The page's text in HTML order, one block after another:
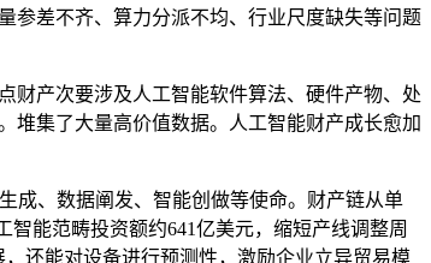
参差不齐、算力分派不均、行业尺度缺失等问题
产次要涉及人工智能软件算法、硬件产物、处
堆集了大量高价值数据。人工智能财产成长愈加
、数据阐发、智能创做等使命。财产链从单
能范畴投资额约641亿美元，缩短产线调整周
还能对设备进行预测性，激励企业立异贸易模